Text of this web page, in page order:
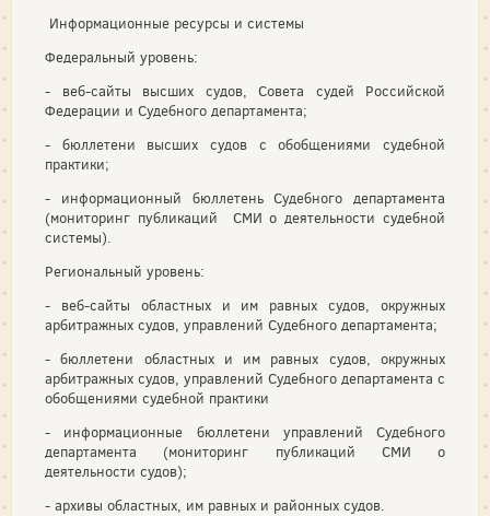
Информационные ресурсы и системы
Федеральный уровень:
- веб-сайты высших судов, Совета судей Российской
Федерации и Судебного департамента;
- бюллетени высших судов с обобщениями судебной
практики;
- информационный бюллетень Судебного департамента
(мониторинг публикаций СМИ о деятельности судебной
системы).
Региональный уровень:
- веб-сайты областных и им равных судов, окружных
арбитражных судов, управлений Судебного департамента;
- бюллетени областных и им равных судов, окружных
арбитражных судов, управлений Судебного департамента с
обобщениями судебной практики
- информационные бюллетени управлений Судебного
департамента (мониторинг публикаций СМИ о
деятельности судов);
- архивы областных, им равных и районных судов.